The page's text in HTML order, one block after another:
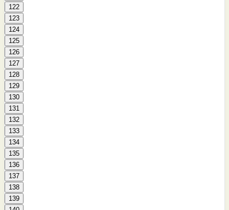
122
123
124
125
126
127
128
129
130
131
132
133
134
135
136
137
138
139